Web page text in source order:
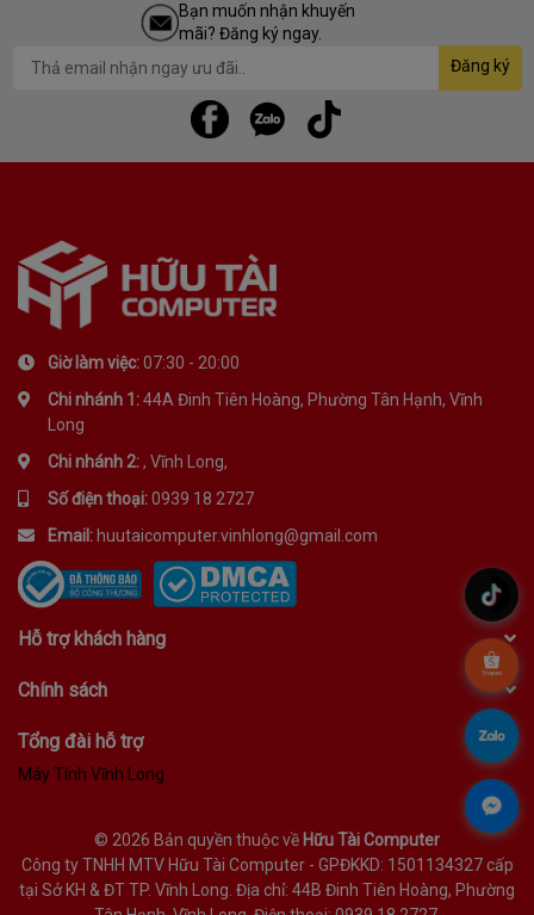
Bạn muốn nhận khuyến
mãi? Đăng ký ngay.
Đăng ký
Giờ làm việc:07:30 - 20:00
Chi nhánh 1:44A Đinh Tiên Hoàng, Phường Tân Hạnh, Vĩnh
Long
Chi nhánh 2:, Vĩnh Long,
Số điện thoại:0939 18 2727
Email: huutaicomputer.vinhlong@gmail.com
Hỗ trợ khách hàng
Chính sách
Tổng đài hỗ trợ
Máy Tính Vĩnh Long
© 2026 Bản quyền thuộc về Hữu Tài Computer
Công ty TNHH MTV Hữu Tài Computer - GPĐKKD: 1501134327 cấp
tại Sở KH & ĐT TP. Vĩnh Long. Địa chỉ: 44B Đinh Tiên Hoàng, Phường
.
.
.
.